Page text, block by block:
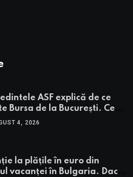
ASF explică de ce
Bursa de la București. Ce
pentru BVB potrivit lui
4, 2026
la plățile în euro din
vacanței în Bulgaria. Dacă